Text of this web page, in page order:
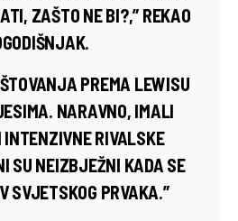
ZAŠTO NE BI?,” REKAO
PREMA LEWISU
NARAVNO, IMALI
INTENZIVNE RIVALSKE
SU NEIZBJEŽNI KADA SE
SVJETSKOG PRVAKA.”